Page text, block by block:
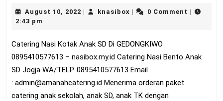
Di
August 10, 2022 Augustknasiboxknasibox0 Comment
2:43 pm
Catering Nasi Kotak Anak SD Di GEDONGKIWO
0895410577613 – nasibox.my.id Catering Nasi Bento Anak
SD Jogja WA/TELP. 0895410577613 Email
: admin@amanahcatering.id Menerima orderan paket
catering anak sekolah, anak SD, anak TK dengan